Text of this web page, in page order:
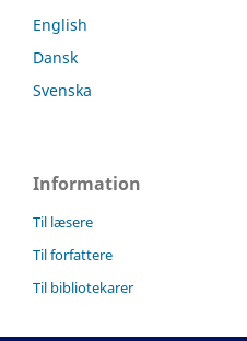
English
Dansk
Svenska
Information
Til læsere
Til forfattere
Til bibliotekarer